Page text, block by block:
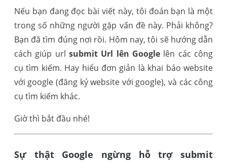
Nếu bạn đang đọc bài viết này, tôi đoán bạn là một
trong số những người gặp vấn đề này. Phải không?
Bạn đã tìm đúng nơi rồi. Hôm nay, tôi sẽ hướng dẫn
cách giúp url submit Url lên Google lên các công
cụ tìm kiếm. Hay hiểu đơn giản là khai báo website
với google (đăng ký website với google), và các công
cụ tìm kiếm khác.
Giờ thì bắt đầu nhé!
Sự thật Google ngừng hỗ trợ submit